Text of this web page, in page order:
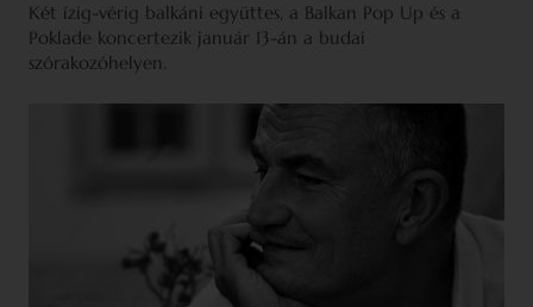
Két ízig-vérig balkáni együttes, a Balkan Pop Up és a
Poklade koncertezik január 13-án a budai
szórakozóhelyen.